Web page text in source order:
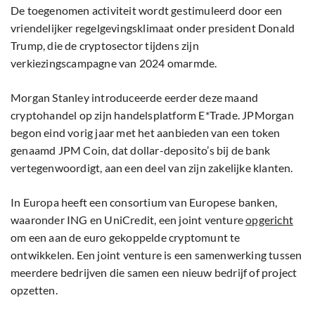
De toegenomen activiteit wordt gestimuleerd door een
vriendelijker regelgevingsklimaat onder president Donald
Trump, die de cryptosector tijdens zijn
verkiezingscampagne van 2024 omarmde.
Morgan Stanley introduceerde eerder deze maand
cryptohandel op zijn handelsplatform E*Trade. JPMorgan
begon eind vorig jaar met het aanbieden van een token
genaamd JPM Coin, dat dollar-deposito’s bij de bank
vertegenwoordigt, aan een deel van zijn zakelijke klanten.
In Europa heeft een consortium van Europese banken,
waaronder ING en UniCredit, een joint ventureopgericht
om een aan de euro gekoppelde cryptomunt te
ontwikkelen. Een joint venture is een samenwerking tussen
meerdere bedrijven die samen een nieuw bedrijf of project
opzetten.